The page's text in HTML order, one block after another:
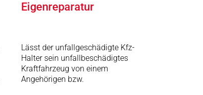
Eigenreparatur
Lässt der unfallgeschädigte Kfz-
Halter sein unfallbeschädigtes
Kraftfahrzeug von einem
Angehörigen bzw.